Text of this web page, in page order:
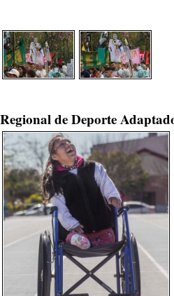
Regional de Deporte